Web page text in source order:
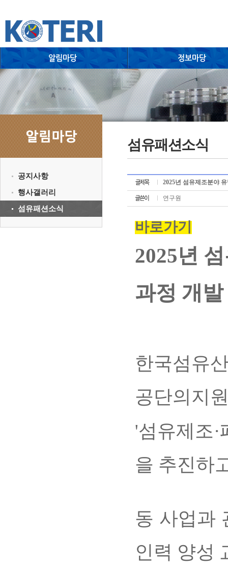
공지사항
행사갤러리
섬유패션소식
섬유패션소식
2025년 섬유제조분야
연구원
바로가기
2025년
과정 개
한국섬유
공단의지
'섬유제조
을 추진하
동 사업과
인력 양성